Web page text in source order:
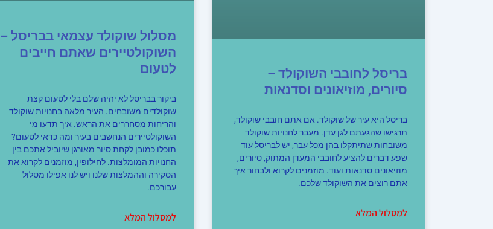
בריסל לחובבי השוקולד –
סיורים, מוזיאונים וסדנאות
בריסל היא עיר של שוקולד. אם אתם חובבי שוקולד,
תרגישו שהגעתם לגן עדן. מעבר לחנויות שוקולד
משובחות שתיתקלו בהן מכל עבר, יש לבריסל עוד
שפע דברים להציע לחובבי המעדן המתוק, סיורים,
מוזיאונים סדנאות ועוד. מוזמנים לקרוא ולבחור איך
אתם רוצים את השוקולד שלכם.
למסלול המלא
מסלול שוקולד עצמאי בבריסל –
השוקולטיירים שאתם חייבים
לטעום
ביקור בבריסל לא יהיה שלם בלי לטעום קצת
שוקולדים משובחים. העיר מלאה בחנויות שוקולד
והריחות מסחררים את הראש. איך תדעו מי
השוקולטיירים הנחשבים בעיר ומה כדאי לטעום?
תוכלו כמובן לקחת סיור מאורגן שיוביל אתכם בין
החנויות המומלצות. לחילופין, מוזמנים לקרוא את
הסקירה וההמלצות שלנו ויש לנו אפילו מסלול
עבורכם.
למסלול המלא